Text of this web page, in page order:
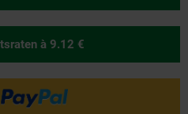
à 9.12 €